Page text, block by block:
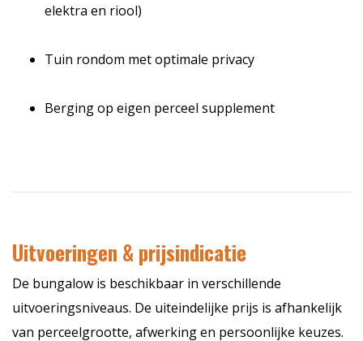
elektra en riool)
Tuin rondom met optimale privacy
Berging op eigen perceel supplement
Uitvoeringen & prijsindicatie
De bungalow is beschikbaar in verschillende
uitvoeringsniveaus. De uiteindelijke prijs is afhankelijk
van perceelgrootte, afwerking en persoonlijke keuzes.